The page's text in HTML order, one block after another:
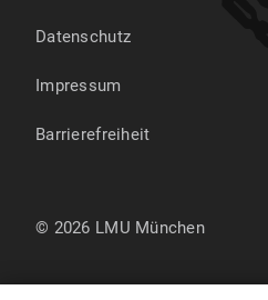
Datenschutz
Impressum
Barrierefreiheit
© 2026 LMU München